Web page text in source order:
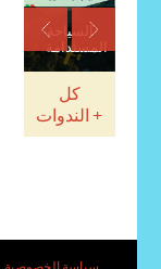
السياحة
المستدامة
كل
الندوات +
سياسة الخصوصية